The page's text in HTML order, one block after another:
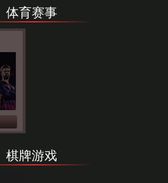
体育赛事
棋牌游戏